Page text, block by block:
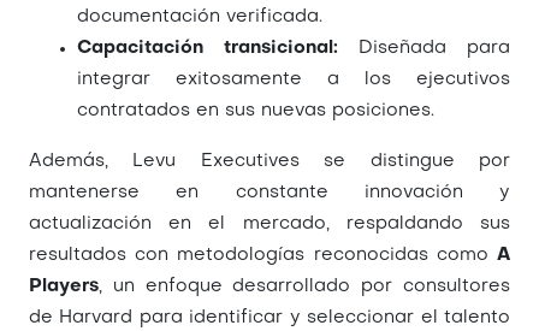
documentación verificada.
Capacitación transicional: Diseñada para
integrar exitosamente a los ejecutivos
contratados en sus nuevas posiciones.
Además, Levu Executives se distingue por
mantenerse en constante innovación y
actualización en el mercado, respaldando sus
resultados con metodologías reconocidas como A
Players, un enfoque desarrollado por consultores
de Harvard para identificar y seleccionar el talento